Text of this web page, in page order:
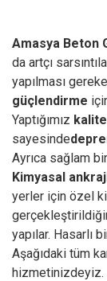
Amasya Beton
da artçı
yapılması
güçlendirme
Yaptığımız
sayesinde
Ayrıca sağlam
Kimyasal
yerler için özel
yapılar. Hasarlı
Aşağıdaki tüm
hizmetinizdeyiz.